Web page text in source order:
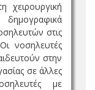
χειρουργική
στις
νοσηλευτές
στην
σε άλλες
με